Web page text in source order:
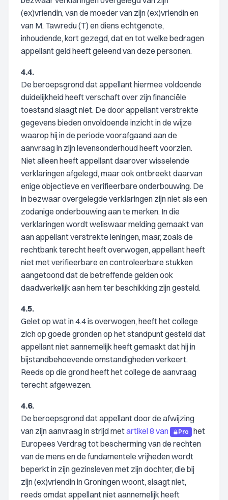
(ex)vriendin, van de moeder van zijn (ex)vriendin en
van M. Tawredu (T) en diens echtgenote,
inhoudende, kort gezegd, dat en tot welke bedragen
appellant geld heeft geleend van deze personen.
4.4.
De beroepsgrond dat appellant hiermee voldoende
duidelijkheid heeft verschaft over zijn financiële
toestand slaagt niet. De door appellant verstrekte
gegevens bieden onvoldoende inzicht in de wijze
waarop hij in de periode voorafgaand aan de
aanvraag in zijn levensonderhoud heeft voorzien.
Niet alleen heeft appellant daarover wisselende
verklaringen afgelegd, maar ook ontbreekt daarvan
enige objectieve en verifieerbare onderbouwing. De
in bezwaar overgelegde verklaringen zijn niet als een
zodanige onderbouwing aan te merken. In die
verklaringen wordt weliswaar melding gemaakt van
aan appellant verstrekte leningen, maar, zoals de
rechtbank terecht heeft overwogen, appellant heeft
niet met verifieerbare en controleerbare stukken
aangetoond dat de betreffende gelden ook
daadwerkelijk aan hem ter beschikking zijn gesteld.
4.5.
Gelet op wat in 4.4 is overwogen, heeft het college
zich op goede gronden op het standpunt gesteld dat
appellant niet aannemelijk heeft gemaakt dat hij in
bijstandbehoevende omstandigheden verkeert.
Reeds op die grond heeft het college de aanvraag
terecht afgewezen.
4.6.
De beroepsgrond dat appellant door de afwijzing
van zijn aanvraag in strijd metartikel 8 van Pro
het
Europees Verdrag tot bescherming van de rechten
van de mens en de fundamentele vrijheden wordt
beperkt in zijn gezinsleven met zijn dochter, die bij
zijn (ex)vriendin in Groningen woont, slaagt niet,
reeds omdat appellant niet aannemelijk heeft